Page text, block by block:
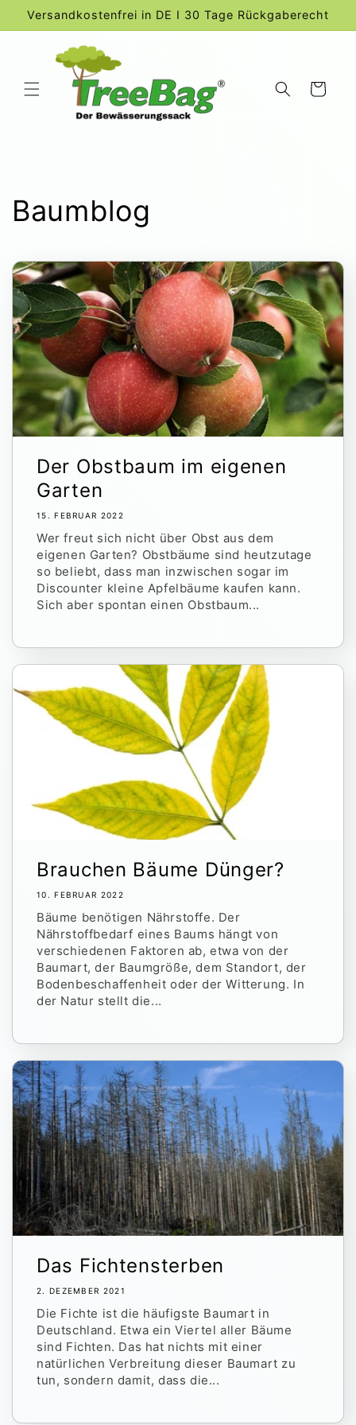
zum
Inhalt
Versandkostenfrei in DE I 30 Tage Rückgaberecht
Warenkorb
Baumblog
Der Obstbaum im eigenen
Garten
15. FEBRUAR 2022
Wer freut sich nicht über Obst aus dem
eigenen Garten? Obstbäume sind heutzutage
so beliebt, dass man inzwischen sogar im
Discounter kleine Apfelbäume kaufen kann.
Sich aber spontan einen Obstbaum...
Brauchen Bäume Dünger?
10. FEBRUAR 2022
Bäume benötigen Nährstoffe. Der
Nährstoffbedarf eines Baums hängt von
verschiedenen Faktoren ab, etwa von der
Baumart, der Baumgröße, dem Standort, der
Bodenbeschaffenheit oder der Witterung. In
der Natur stellt die...
Das Fichtensterben
2. DEZEMBER 2021
Die Fichte ist die häufigste Baumart in
Deutschland. Etwa ein Viertel aller Bäume
sind Fichten. Das hat nichts mit einer
natürlichen Verbreitung dieser Baumart zu
tun, sondern damit, dass die...